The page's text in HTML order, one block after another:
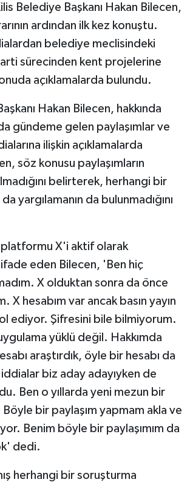
Belediye Başkanı Hakan Bilecen,
ardından ilk kez konuştu.
belediye meclisindeki
sürecinden kent projelerine
açıklamalarda bulundu.
Hakan Bilecen, hakkında
gündeme gelen paylaşımlar ve
ilişkin açıklamalarda
söz konusu paylaşımların
belirterek, herhangi bir
yargılamanın da bulunmadığını
X'i aktif olarak
ifade eden Bilecen, 'Ben hiç
X olduktan sonra da önce
X hesabım var ancak basın yayın
ediyor. Şifresini bile bilmiyorum.
yüklü değil. Hakkımda
araştırdık, öyle bir hesabı da
iddialar biz aday adayıyken de
Ben o yıllarda yeni mezun bir
bir paylaşım yapmam akla ve
Benim böyle bir paylaşımım da
dedi.
herhangi bir soruşturma